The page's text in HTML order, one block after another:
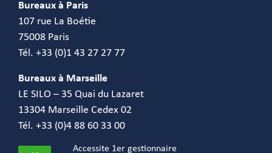
Bureaux à Paris
107 rue La Boétie
75008 Paris
Tél. +33 (0)1 43 27 27 77
Bureaux à Marseille
LE SILO – 35 Quai du Lazaret
13304 Marseille Cedex 02
Tél. +33 (0)4 88 60 33 00
Accessite 1er gestionnaire